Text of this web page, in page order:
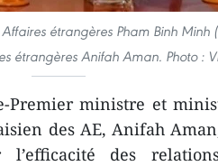
étrangères Pham Binh Minh
étrangères Anifah Aman. Photo :
Premier ministre et
des AE, Anifah
des